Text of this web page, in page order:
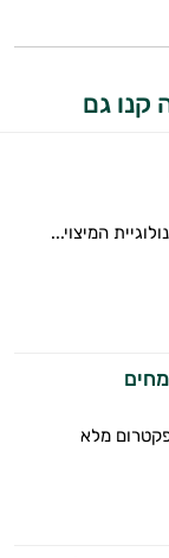
קנו גם
המיצוי...
מלא
היום